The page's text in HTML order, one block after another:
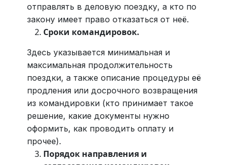
отправлять в деловую поездку, а кто по
закону имеет право отказаться от неё.
Сроки командировок.
Здесь указывается минимальная и
максимальная продолжительность
поездки, а также описание процедуры её
продления или досрочного возвращения
из командировки (кто принимает такое
решение, какие документы нужно
оформить, как проводить оплату и
прочее).
Порядок направления и